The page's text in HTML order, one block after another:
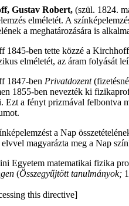
Gustav Robert, (szül. 1824.
elméletét. A
a meghatározására is
1845-ben tette közzé a
elméletét, az áram folyását
1847-ben Privatdozent
1855-ben nevezték ki
Ezt a fényt prizmával felbontva
a Nap
magyarázta meg a Nap
Egyetem matematikai fizika
(Összegyűjtött tanulmányok;
this directive]